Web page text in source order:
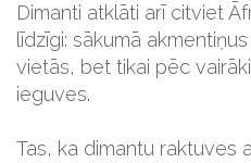
Dimanti atklāti arī citviet
līdzīgi: sākumā
vietās, bet tikai pēc
ieguves.
Tas, ka dimantu raktuves